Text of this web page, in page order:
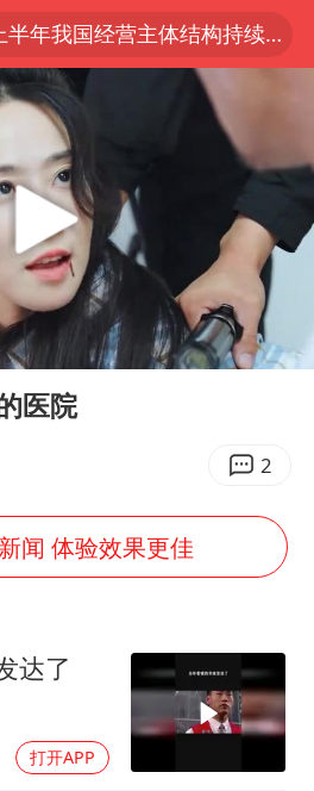
上半年我国经营主体结构持续优化
披荆斩棘2026》阵容官宣
海豚北上或致京津冀暴雨
上海有出现龙卷潜势
艺迪无缘横滨赛决赛
上门女婿出轨女邻居多年被判重婚罪
年小学教师减少13.19万
军前线部队连曝丑闻
龙餐馆》 冲奖
武契奇会见泽连斯基有何意图
05:20
医院
2
闻 体验效果更佳
达了
打开APP